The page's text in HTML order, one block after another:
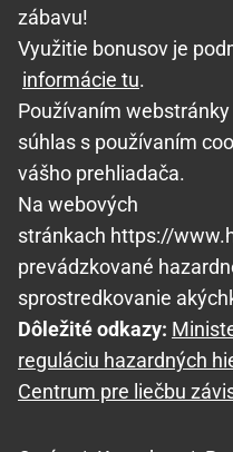
zábavu!
Využitie bonusov je
informácie tu.
Používaním
súhlas s používaním
vášho prehliadača.
Na webových
stránkach https://
prevádzkované
sprostredkovanie
Dôležité odkazy:
reguláciu hazardných
Centrum pre liečbu